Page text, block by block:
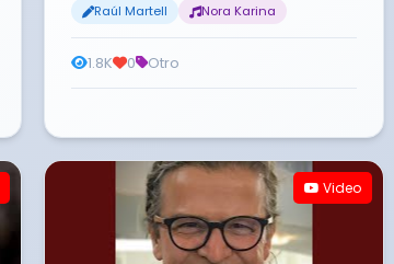
Raúl Martell Nora Karina
1.8K 0 Otro
Video